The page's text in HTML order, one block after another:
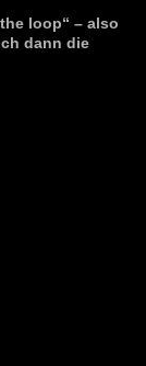
loop“ – also
dann die